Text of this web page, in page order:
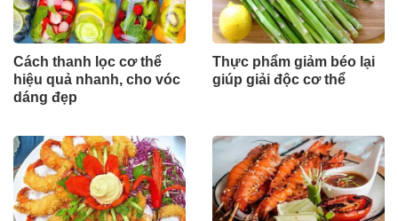
Cách thanh lọc cơ thể
hiệu quả nhanh, cho vóc
dáng đẹp
Thực phẩm giảm béo lại
giúp giải độc cơ thể